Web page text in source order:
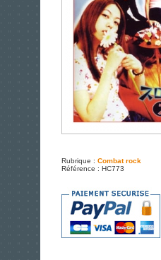
Rubrique : Combat rock
Référence : HC773